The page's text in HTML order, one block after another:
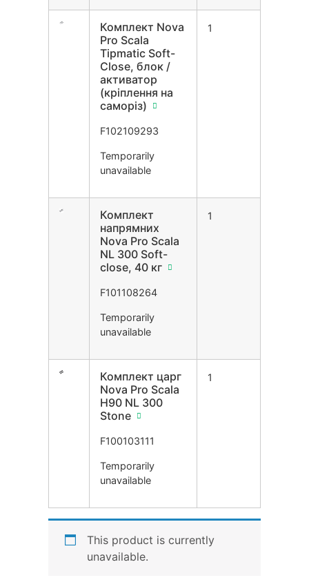
Комплект Nova
Pro Scala
Tipmatic Soft-
Close, блок /
активатор
(кріплення на
саморіз)
F102109293
Temporarily
unavailable
1
Комплект
напрямних
Nova Pro Scala
NL 300 Soft-
close, 40 кг
F101108264
Temporarily
unavailable
1
Комплект царг
Nova Pro Scala
H90 NL 300
Stone
F100103111
Temporarily
unavailable
1
This product is currently
unavailable.